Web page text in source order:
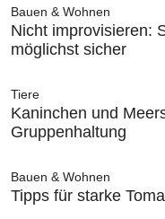
Bauen & Wohnen
Nicht improvisieren:
möglichst sicher
Tiere
Kaninchen und
Gruppenhaltung
Bauen & Wohnen
Tipps für starke